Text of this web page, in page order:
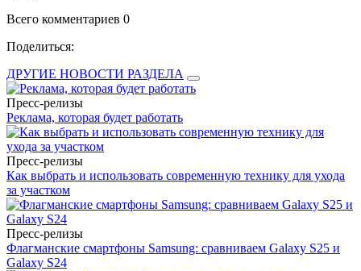
Всего комментариев 0
Поделиться:
ДРУГИЕ НОВОСТИ РАЗДЕЛА
Пресс-релизы
Реклама, которая будет работать
Пресс-релизы
Как выбрать и использовать современную технику для ухода
за участком
Пресс-релизы
Флагманские смартфоны Samsung: сравниваем Galaxy S25 и
Galaxy S24